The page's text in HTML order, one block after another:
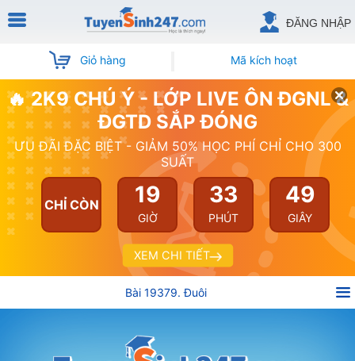
ĐĂNG NHẬP
Giỏ hàng Mã kích hoạt
🔥 2K9 CHÚ Ý - LỚP LIVE ÔN ĐGNL &
ĐGTD SẮP ĐÓNG
ƯU ĐÃI ĐẶC BIỆT - GIẢM 50% HỌC PHÍ CHỈ CHO 300
SUẤT
CHỈ CÒN 19
GIỜ
33
PHÚT
48
GIÂY
XEM CHI TIẾT
Bài 19379. Đuôi